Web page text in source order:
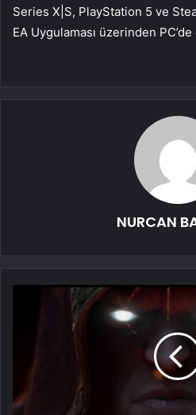
Series X|S, PlayStation 5 ve
EA Uygulaması üzerinden
NURCAN